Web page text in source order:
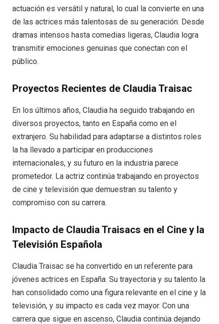
actuación es versátil y natural, lo cual la convierte en una
de las actrices más talentosas de su generación. Desde
dramas intensos hasta comedias ligeras, Claudia logra
transmitir emociones genuinas que conectan con el
público.
Proyectos Recientes de Claudia Traisac
En los últimos años, Claudia ha seguido trabajando en
diversos proyectos, tanto en España como en el
extranjero. Su habilidad para adaptarse a distintos roles
la ha llevado a participar en producciones
internacionales, y su futuro en la industria parece
prometedor. La actriz continúa trabajando en proyectos
de cine y televisión que demuestran su talento y
compromiso con su carrera.
Impacto de Claudia Traisacs en el Cine y la
Televisión Española
Claudia Traisac se ha convertido en un referente para
jóvenes actrices en España. Su trayectoria y su talento la
han consolidado como una figura relevante en el cine y la
televisión, y su impacto es cada vez mayor. Con una
carrera que sigue en ascenso, Claudia continúa dejando